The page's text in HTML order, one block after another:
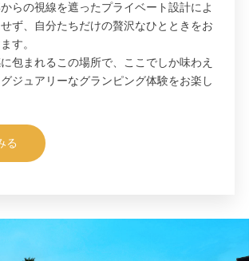
らの視線を遮ったプライベート設計によ
ず、自分たちだけの贅沢なひとときをお
す。
包まれるこの場所で、ここでしか味わえ
ジュアリーなグランピング体験をお楽し
る